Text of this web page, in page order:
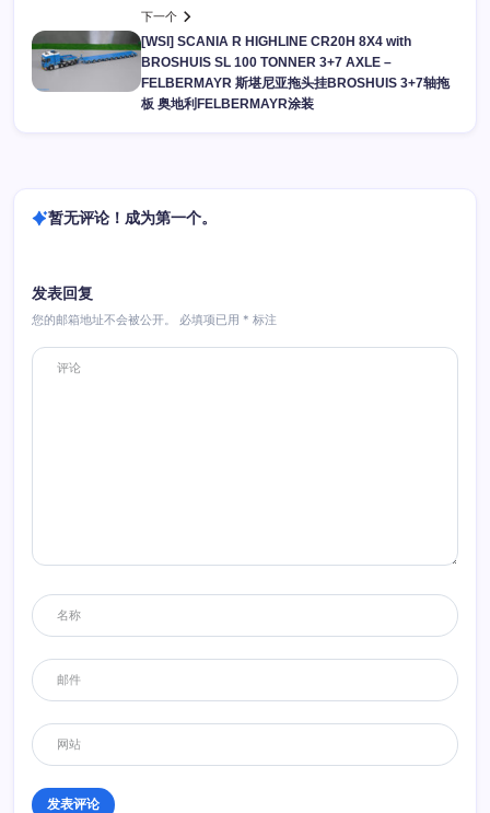
下一个
[WSI] SCANIA R HIGHLINE CR20H 8X4 with
BROSHUIS SL 100 TONNER 3+7 AXLE –
FELBERMAYR 斯堪尼亚拖头挂BROSHUIS 3+7轴拖
板 奥地利FELBERMAYR涂装
暂无评论！成为第一个。
发表回复
您的邮箱地址不会被公开。 必填项已用 * 标注